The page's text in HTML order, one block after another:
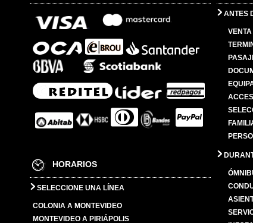
HORARIOS
SELECCIONE UNA LÍNEA
COLONIA A MONTEVIDEO
MONTEVIDEO A PIRIÁPOLIS
ANTES